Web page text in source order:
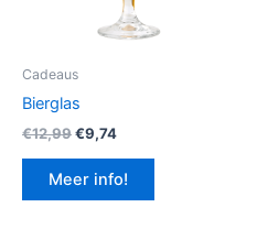
Cadeaus
Bierglas
€12,99Oorspronkelijke
was:
€12,99.
€9,74Huidige
is:
€9,74.
Meer info!